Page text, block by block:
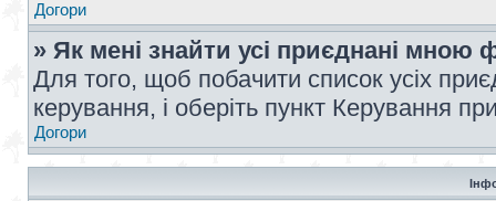
Догори
» Як мені знайти усі приєднані мною
Для того, щоб побачити список усіх
керування, і оберіть пункт Керування
Догори